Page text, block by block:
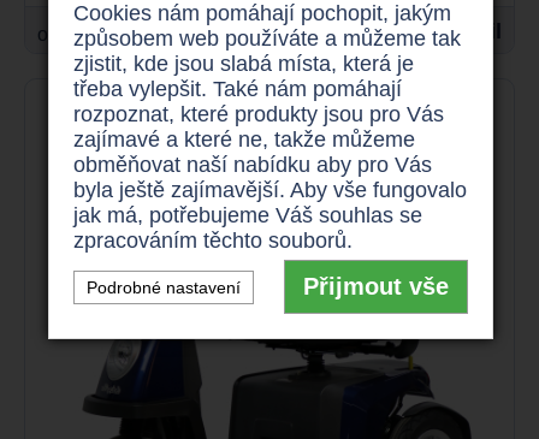
od 24.900 Kč Detail
Cookies nám pomáhají pochopit, jakým
způsobem web používáte a můžeme tak
zjistit, kde jsou slabá místa, která je
třeba vylepšit. Také nám pomáhají
rozpoznat, které produkty jsou pro Vás
zajímavé a které ne, takže můžeme
obměňovat naší nabídku aby pro Vás
byla ještě zajímavější. Aby vše fungovalo
jak má, potřebujeme Váš souhlas se
zpracováním těchto souborů.
Podrobné nastavení Přijmout vše